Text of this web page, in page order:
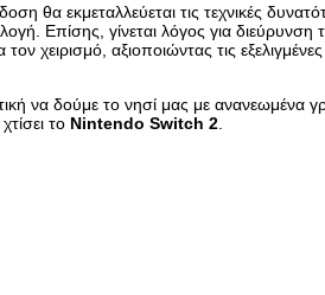
θα εκμεταλλεύεται τις τεχνικές
Επίσης, γίνεται λόγος για
χειρισμό, αξιοποιώντας τις
να δούμε το νησί μας με ανανεωμένα
το Nintendo Switch 2